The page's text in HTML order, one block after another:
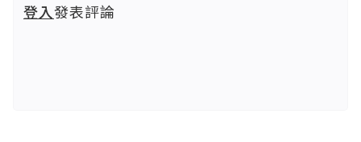
登入發表評論